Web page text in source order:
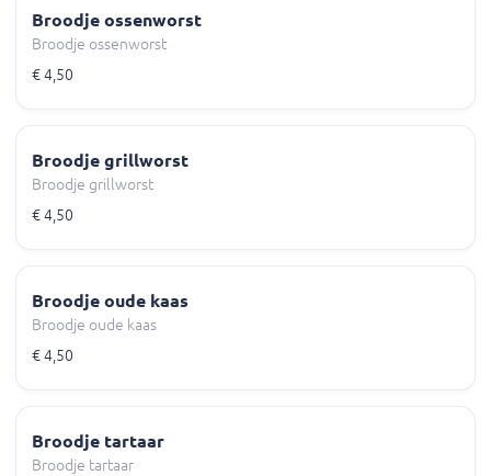
Broodje ossenworst
Broodje ossenworst
€ 4,50
Broodje grillworst
Broodje grillworst
€ 4,50
Broodje oude kaas
Broodje oude kaas
€ 4,50
Broodje tartaar
Broodje tartaar